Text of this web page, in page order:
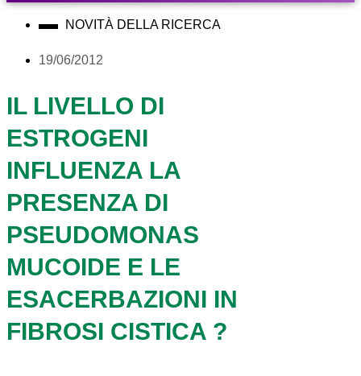
NOVITÀ DELLA RICERCA
19/06/2012
IL LIVELLO DI
ESTROGENI
INFLUENZA LA
PRESENZA DI
PSEUDOMONAS
MUCOIDE E LE
ESACERBAZIONI IN
FIBROSI CISTICA ?